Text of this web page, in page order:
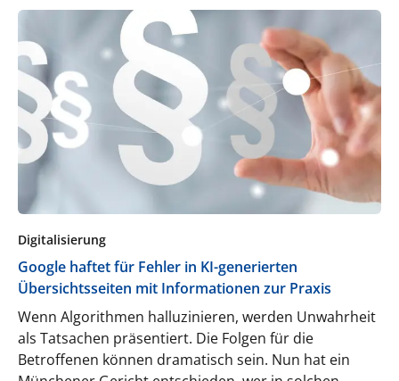
Digitalisierung
Google haftet für Fehler in KI-generierten
Übersichtsseiten mit Informationen zur Praxis
Wenn Algorithmen halluzinieren, werden Unwahrheit
als Tatsachen präsentiert. Die Folgen für die
Betroffenen können dramatisch sein. Nun hat ein